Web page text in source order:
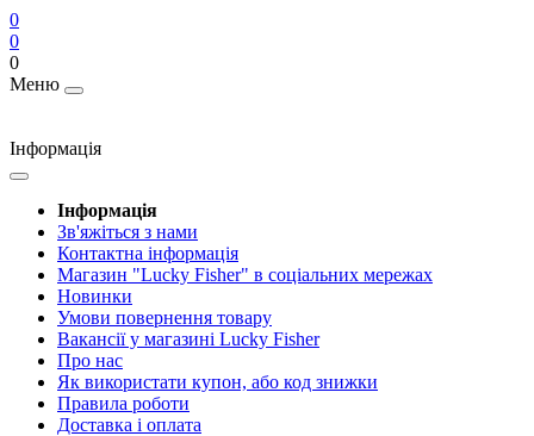
0
0
0
Меню
Інформація
Інформація
Зв'яжіться з нами
Контактна інформація
Магазин "Lucky Fisher" в соціальних мережах
Новинки
Умови повернення товару
Вакансії у магазині Lucky Fisher
Про нас
Як використати купон, або код знижки
Правила роботи
Доставка і оплата